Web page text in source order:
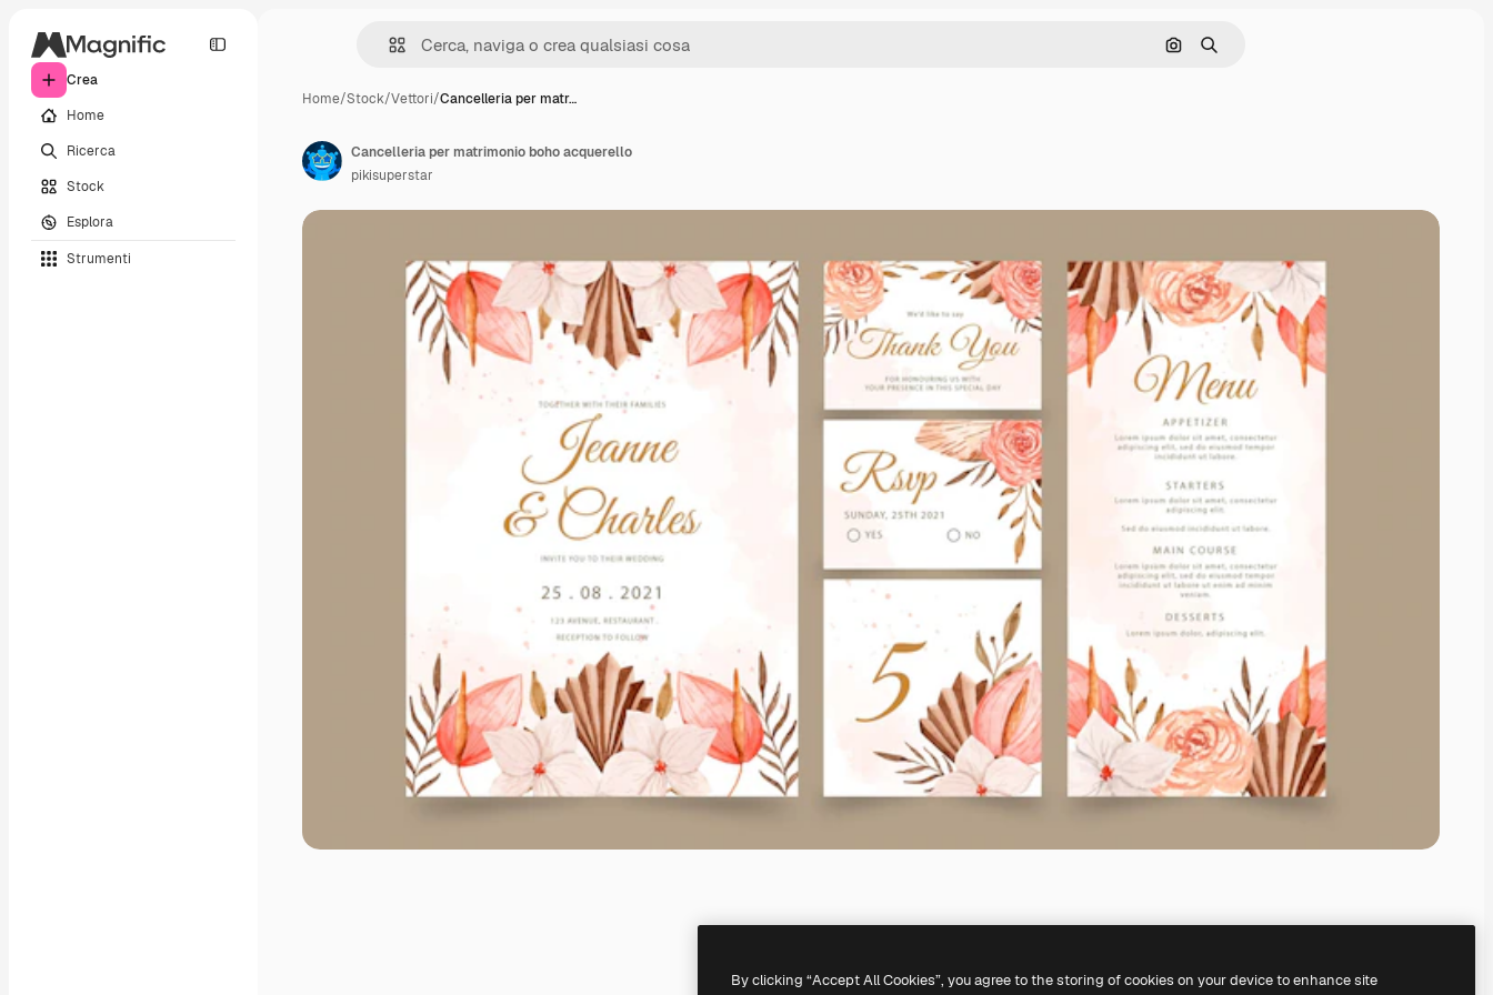
Crea
Home
Ricerca
Stock
Esplora
Strumenti
Cerca per immagine
Ricerca
Home/Stock/Vettori/Cancelleria per matr…
Cancelleria per matrimonio boho acquerello
pikisuperstar
By clicking “Accept All Cookies”, you agree to the storing of cookies on your device to enhance site